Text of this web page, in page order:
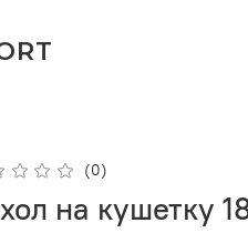
(0)
на кушетку